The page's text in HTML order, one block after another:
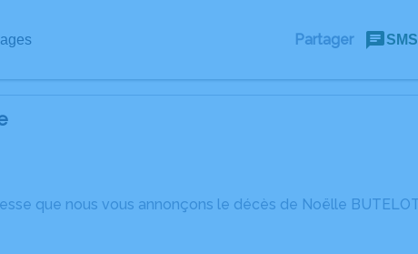
Partager SMS
que nous vous annonçons le décès de Noëlle